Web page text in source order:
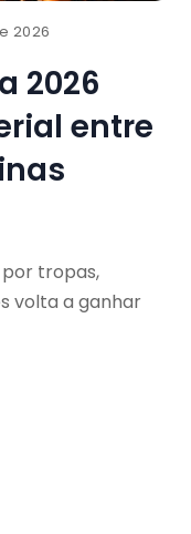
2026
2026
entre
tropas,
volta a ganhar